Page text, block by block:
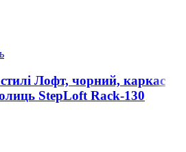
Лофт, чорний, каркас
StepLoft Rack-130